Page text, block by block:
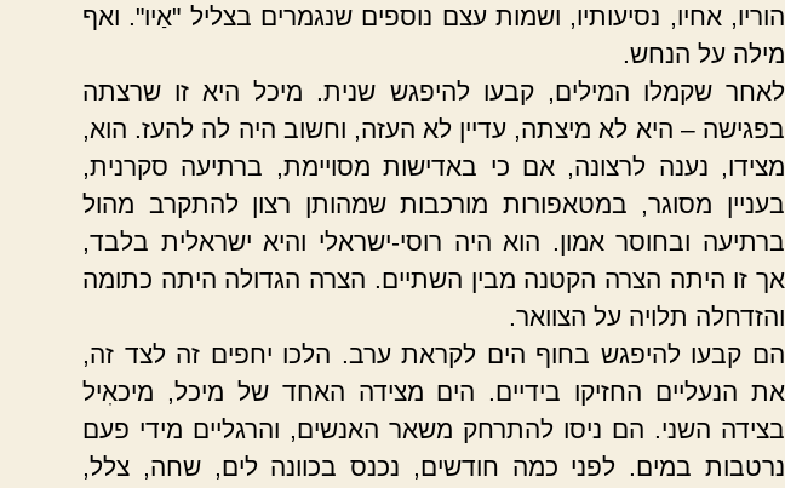
הוריו, אחיו, נסיעותיו, ושמות עצם נוספים שנגמרים בצליל "אַיו". ואף
מילה על הנחש.
לאחר שקמלו המילים, קבעו להיפגש שנית. מיכל היא זו שרצתה
בפגישה – היא לא מיצתה, עדיין לא העזה, וחשוב היה לה להעז. הוא,
מצידו, נענה לרצונה, אם כי באדישות מסויימת, ברתיעה סקרנית,
בעניין מסוגר, במטאפורות מורכבות שמהותן רצון להתקרב מהול
ברתיעה ובחוסר אמון. הוא היה רוסי-ישראלי והיא ישראלית בלבד,
אך זו היתה הצרה הקטנה מבין השתיים. הצרה הגדולה היתה כתומה
והזדחלה תלויה על הצוואר.
הם קבעו להיפגש בחוף הים לקראת ערב. הלכו יחפים זה לצד זה,
את הנעליים החזיקו בידיים. הים מצידה האחד של מיכל, מיכאִיל
בצידה השני. הם ניסו להתרחק משאר האנשים, והרגליים מידי פעם
נרטבות במים. לפני כמה חודשים, נכנס בכוונה לים, שחה, צלל,